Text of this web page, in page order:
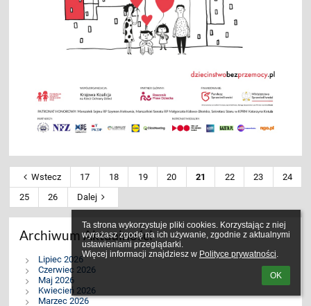
Ta strona wykorzystuje pliki cookies. Korzystając z niej
wyrażasz zgodę na ich używanie, zgodnie z aktualnymi
ustawieniami przeglądarki.
Więcej informacji znajdziesz w Polityce prywatności.
OK
Wstecz 17 18 19 20 21 22 23
24
25
26 Dalej
Archiwum Aktualności
Lipiec 2026
Czerwiec 2026
Maj 2026
Kwiecień 2026
Marzec 2026